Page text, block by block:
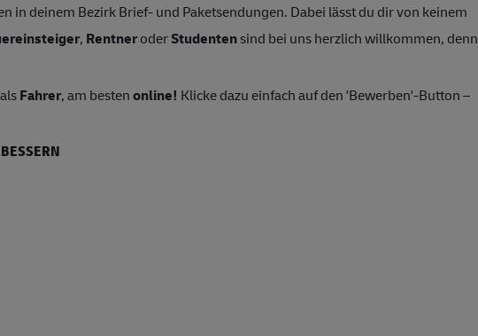
in deinem Bezirk Brief- und Paketsendungen. Dabei lässt du dir von keinem
, RentneroderStudentensind bei uns herzlich willkommen, denn
Fahrer, am bestenonline! Klicke dazu einfach auf den 'Bewerben'-Button –